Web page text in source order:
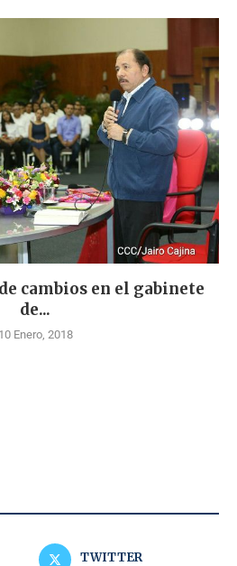
cambios en el gabinete
de...
10 Enero, 2018
TWITTER